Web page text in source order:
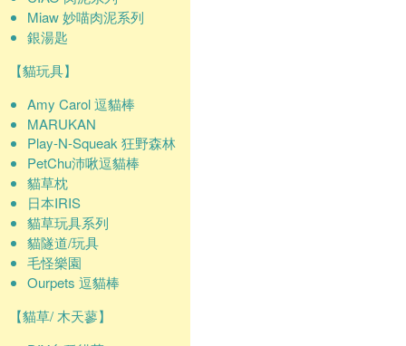
Miaw 妙喵肉泥系列
銀湯匙
【貓玩具】
Amy Carol 逗貓棒
MARUKAN
Play-N-Squeak 狂野森林
PetChu沛啾逗貓棒
貓草枕
日本IRIS
貓草玩具系列
貓隧道/玩具
毛怪樂園
Ourpets 逗貓棒
【貓草/ 木天蓼】